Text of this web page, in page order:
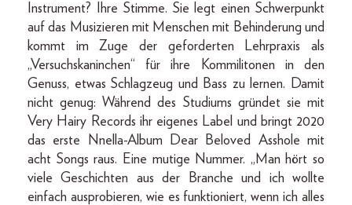
Instrument? Ihre Stimme. Sie legt einen Schwerpunkt
auf das Musizieren mit Menschen mit Behinderung und
kommt im Zuge der geforderten Lehrpraxis als
„Versuchskaninchen“ für ihre Kommilitonen in den
Genuss, etwas Schlagzeug und Bass zu lernen. Damit
nicht genug: Während des Studiums gründet sie mit
Very Hairy Records ihr eigenes Label und bringt 2020
das erste Nnella-Album Dear Beloved Asshole mit
acht Songs raus. Eine mutige Nummer. „Man hört so
viele Geschichten aus der Branche und ich wollte
einfach ausprobieren, wie es funktioniert, wenn ich alles